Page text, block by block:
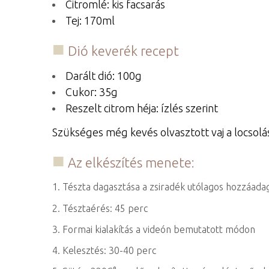
Citromlé: kis facsarás
Tej: 170ml
Dió keverék recept
Darált dió: 100g
Cukor: 35g
Reszelt citrom héja: ízlés szerint
Szükséges még kevés olvasztott vaj a
Az elkészítés menete:
1. Tészta dagasztása a zsiradék utólagos
2. Tésztaérés: 45 perc
3. Formai kialakítás a videón bemutatott módon
4. Kelesztés: 30-40 perc